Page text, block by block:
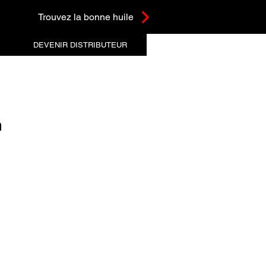
Trouvez la bonne huile
DEVENIR DISTRIBUTEUR